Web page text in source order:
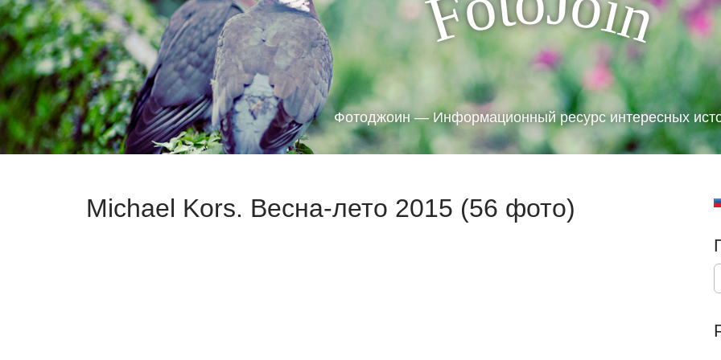
F n
Фотоджоин — Информационный ресурс интересных
Michael Kors. Весна-лето 2015 (56 фото)
S
e
c